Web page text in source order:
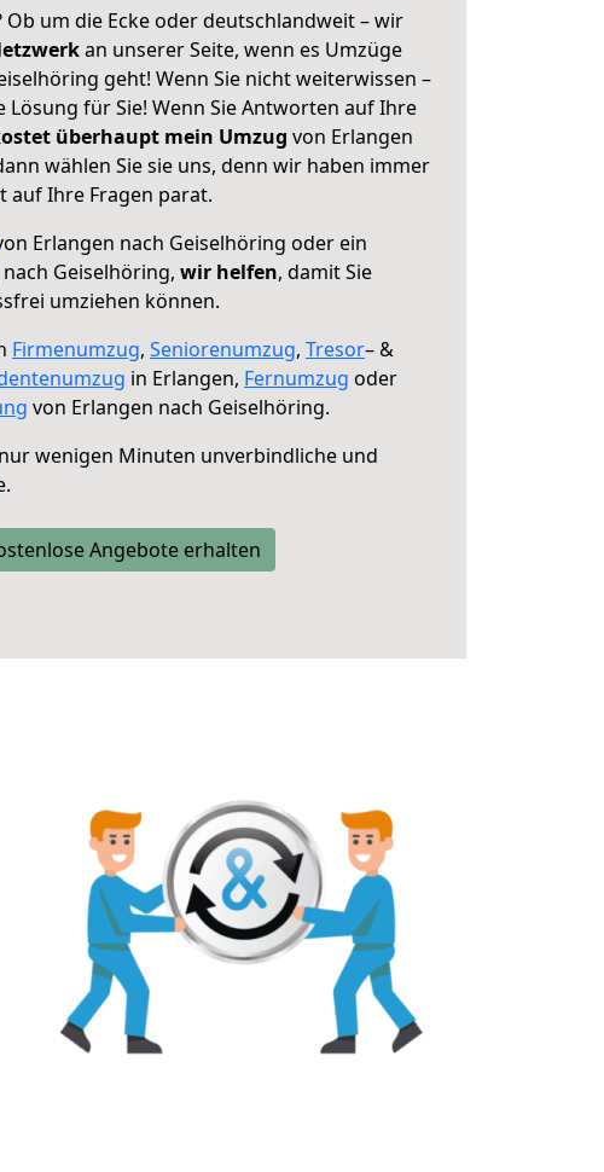
Ob um die Ecke oder deutschlandweit – wir
an unserer Seite, wenn es Umzüge
geht! Wenn Sie nicht weiterwissen –
für Sie! Wenn Sie Antworten auf Ihre
überhaupt mein Umzug von Erlangen
wählen Sie sie uns, denn wir haben immer
auf Ihre Fragen parat.
Erlangen nach Geiselhöring oder ein
Geiselhöring, wir helfen, damit Sie
umziehen können.
Firmenumzug, Seniorenumzug, Tresor– &
in Erlangen, Fernumzug oder
von Erlangen nach Geiselhöring.
wenigen Minuten unverbindliche und
Angebote erhalten